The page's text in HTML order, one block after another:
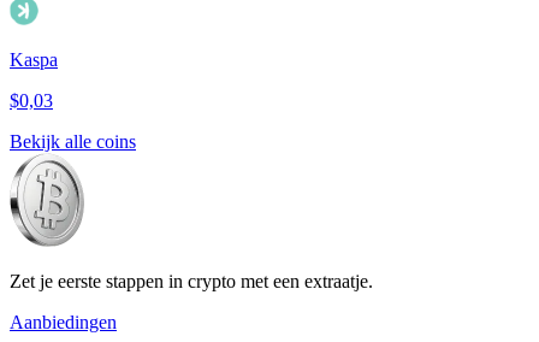
Kaspa
$0,03
Bekijk alle coins
Zet je eerste stappen in crypto met een extraatje.
Aanbiedingen